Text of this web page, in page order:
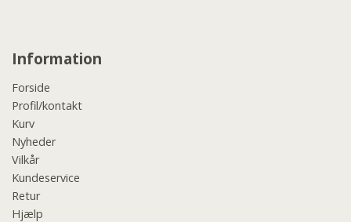
Information
Forside
Profil/kontakt
Kurv
Nyheder
Vilkår
Kundeservice
Retur
Hjælp